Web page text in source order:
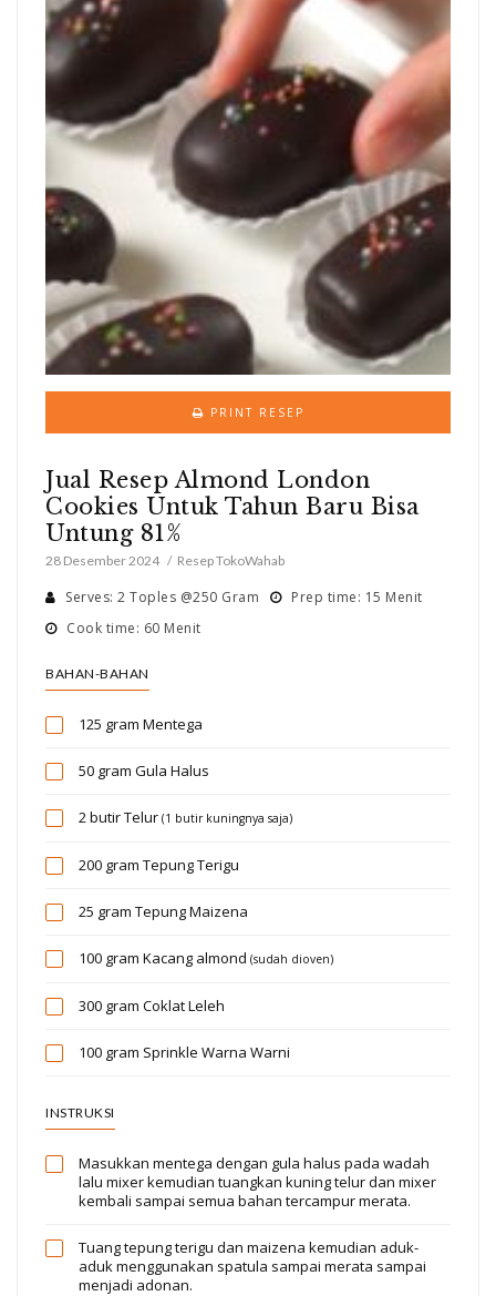
PRINT RESEP
Jual Resep Almond London
Cookies Untuk Tahun Baru Bisa
Untung 81%
28 Desember 2024 Resep TokoWahab
Serves: 2 Toples @250 Gram
Prep time: 15 Menit
Cook time: 60 Menit
BAHAN-BAHAN
125 gram Mentega
50 gram Gula Halus
2 butirTelur (1 butir kuningnya saja)
200 gram Tepung Terigu
25 gram Tepung Maizena
100 gram Kacang almond (sudah dioven)
300 gram Coklat Leleh
100 gram Sprinkle Warna Warni
INSTRUKSI
Masukkan mentega dengan gula halus pada wadah
lalu mixer kemudian tuangkan kuning telur dan mixer
kembali sampai semua bahan tercampur merata.
Tuang tepung terigu dan maizena kemudian aduk-
aduk menggunakan spatula sampai merata sampai
menjadi adonan.